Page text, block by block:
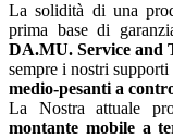
La solidità di una
prima base di
DA.MU. Service and
sempre i nostri
medio-pesanti a
La Nostra attuale
montante mobile a